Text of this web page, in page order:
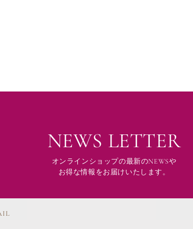
NEWS LETTER
オンラインショップの最新のNEWSや
お得な情報をお届けいたします。